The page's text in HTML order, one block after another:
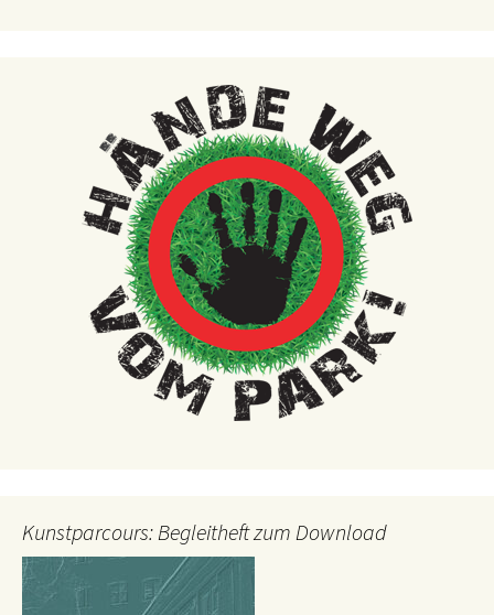
Kunstparcours: Begleitheft zum Download